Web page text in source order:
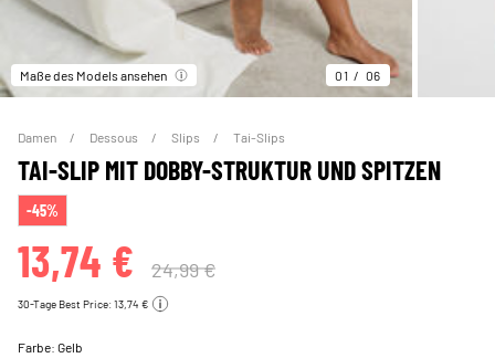
Maße des Models ansehen 01 06
Damen Dessous Slips Tai-Slips
TAI-SLIP MIT DOBBY-STRUKTUR UND SPITZEN
-45%
13,74 € 24,99 €
30-Tage Best Price: 13,74 €
Farbe:Gelb